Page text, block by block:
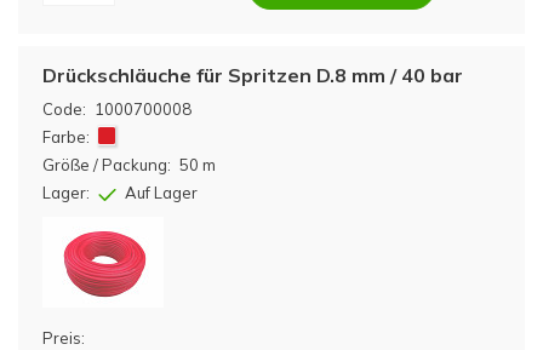
Code: 1000700008
Drückschläuche für Spritzen D.8 mm / 40 bar
Farbe:
Größe / Packung: 50 m
Lager:
Auf Lager
Preis: